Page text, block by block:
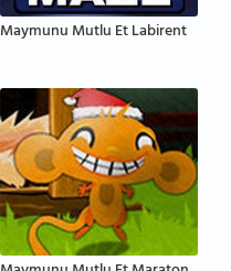
Maymunu Mutlu Et Labirent